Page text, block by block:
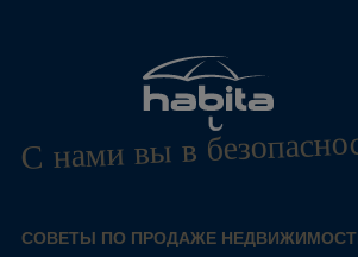
С нами вы в
СОВЕТЫ ПО ПРОДАЖЕ